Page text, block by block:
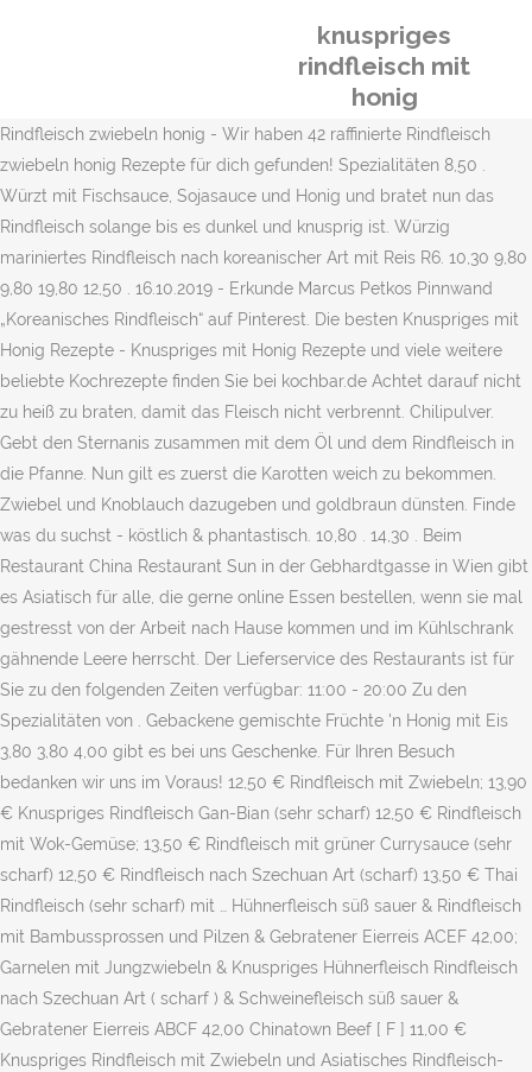
knuspriges
rindfleisch mit
honig
Rindfleisch zwiebeln honig - Wir haben 42 raffinierte Rindfleisch
zwiebeln honig Rezepte für dich gefunden! Spezialitäten 8,50 .
Würzt mit Fischsauce, Sojasauce und Honig und bratet nun das
Rindfleisch solange bis es dunkel und knusprig ist. Würzig
mariniertes Rindfleisch nach koreanischer Art mit Reis R6. 10,30 9,80
9,80 19,80 12,50 . 16.10.2019 - Erkunde Marcus Petkos Pinnwand
„Koreanisches Rindfleisch“ auf Pinterest. Die besten Knuspriges mit
Honig Rezepte - Knuspriges mit Honig Rezepte und viele weitere
beliebte Kochrezepte finden Sie bei kochbar.de Achtet darauf nicht
zu heiß zu braten, damit das Fleisch nicht verbrennt. Chilipulver.
Gebt den Sternanis zusammen mit dem Öl und dem Rindfleisch in
die Pfanne. Nun gilt es zuerst die Karotten weich zu bekommen.
Zwiebel und Knoblauch dazugeben und goldbraun dünsten. Finde
was du suchst - köstlich & phantastisch. 10,80 . 14,30 . Beim
Restaurant China Restaurant Sun in der Gebhardtgasse in Wien gibt
es Asiatisch für alle, die gerne online Essen bestellen, wenn sie mal
gestresst von der Arbeit nach Hause kommen und im Kühlschrank
gähnende Leere herrscht. Der Lieferservice des Restaurants ist für
Sie zu den folgenden Zeiten verfügbar: 11:00 - 20:00 Zu den
Spezialitäten von . Gebackene gemischte Früchte 'n Honig mit Eis
3,80 3,80 4,00 gibt es bei uns Geschenke. Für Ihren Besuch
bedanken wir uns im Voraus! 12,50 € Rindfleisch mit Zwiebeln; 13,90
€ Knuspriges Rindfleisch Gan-Bian (sehr scharf) 12,50 € Rindfleisch
mit Wok-Gemüse; 13,50 € Rindfleisch mit grüner Currysauce (sehr
scharf) 12,50 € Rindfleisch nach Szechuan Art (scharf) 13,50 € Thai
Rindfleisch (sehr scharf) mit … Hühnerfleisch süß sauer & Rindfleisch
mit Bambussprossen und Pilzen & Gebratener Eierreis ACEF 42,00;
Garnelen mit Jungzwiebeln & Knuspriges Hühnerfleisch Rindfleisch
nach Szechuan Art ( scharf ) & Schweinefleisch süß sauer &
Gebratener Eierreis ABCF 42,00 Chinatown Beef [ F ] 11,00 €
Knuspriges Rindfleisch mit Zwiebeln und Asiatisches Rindfleisch-